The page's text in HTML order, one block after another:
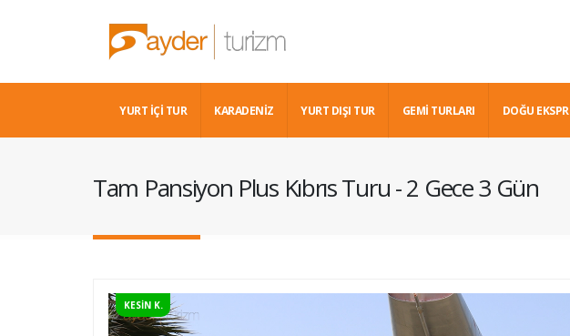
YURT İÇİ TUR KARADENIZ YURT DIŞI TUR GEMİ TURLARI DOĞU
Tam Pansiyon Plus Kıbrıs Turu - 2 Gece 3 Gün
KESİN K.